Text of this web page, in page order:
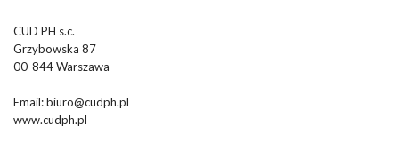
CUD PH s.c.
Grzybowska 87
00-844 Warszawa
Email:biuro@cudph.pl
www.cudph.pl